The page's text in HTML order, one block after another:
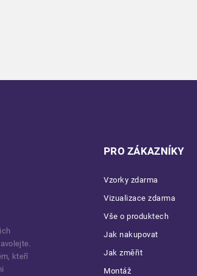
kteří
PRO ZÁKAZNÍKY
Vzorky zdarma
Vizualizace zdarma
Vše o produktech
Jak nakupovat
Jak změřit
Montáž